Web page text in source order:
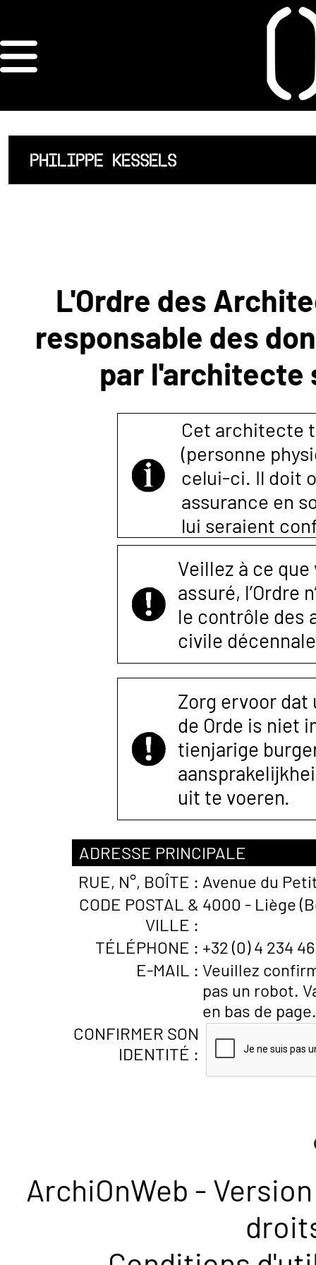
ORDRE DES
ARCHITECTES
ACCUEIL
LISTE DES
ANNEXE 4 CODT
CONTACTER
PHILIPPE KESSELS
L'Ordre des
responsable des
par l'architecte
Cet architecte
(personne
celui-ci. Il doit
assurance en
lui seraient
Veillez à ce
assuré, l’Ordre
le contrôle des
civile
Zorg ervoor
de Orde is niet
tienjarige
uit te voeren.
ADRESSE PRINCIPALE
RUE, N°, BOÎTE : Avenue du
CODE POSTAL &
VILLE :
4000 - Liège
TÉLÉPHONE : +32 (0) 4 234
E-MAIL : Veuillez
pas un robot.
en bas de page.
CONFIRMER SON
IDENTITÉ :
ArchiOnWeb -